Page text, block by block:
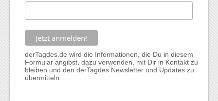
derTagdes.de wird die Informationen, die Du in diesem
Formular angibst, dazu verwenden, mit Dir in Kontakt zu
bleiben und den derTagdes Newsletter und Updates zu
übermitteln.